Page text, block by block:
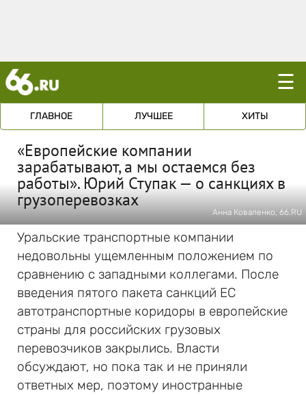
☰
ГЛАВНОЕ ЛУЧШЕЕ ХИТЫ
«Европейские компании
зарабатывают, а мы остаемся без
работы». Юрий Ступак — о санкциях в
грузоперевозках
Анна Коваленко, 66.RU
Уральские транспортные компании
недовольны ущемленным положением по
сравнению с западными коллегами. После
введения пятого пакета санкций ЕС
автотранспортные коридоры в европейские
страны для российских грузовых
перевозчиков закрылись. Власти
обсуждают, но пока так и не приняли
ответных мер, поэтому иностранные